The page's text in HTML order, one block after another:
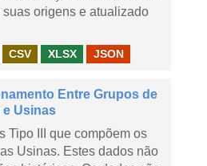
origens e atualizado
CSV XLSX JSON
Entre Grupos de
e Usinas
Tipo III que compõem os
Usinas. Estes dados não